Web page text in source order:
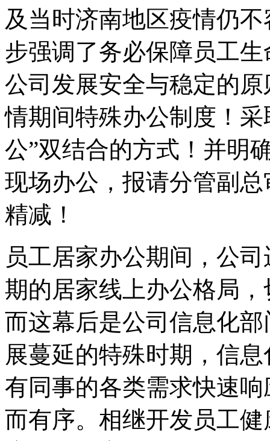
及当时济南地区疫情仍
步强调了务必保障员工
公司发展安全与稳定的
情期间特殊办公制度！
公”双结合的方式！并明
现场办公，报请分管副
精减！
员工居家办公期间，公
期的居家线上办公格局
而这幕后是公司信息化
展蔓延的特殊时期，信
有同事的各类需求快速
而有序。相继开发员工